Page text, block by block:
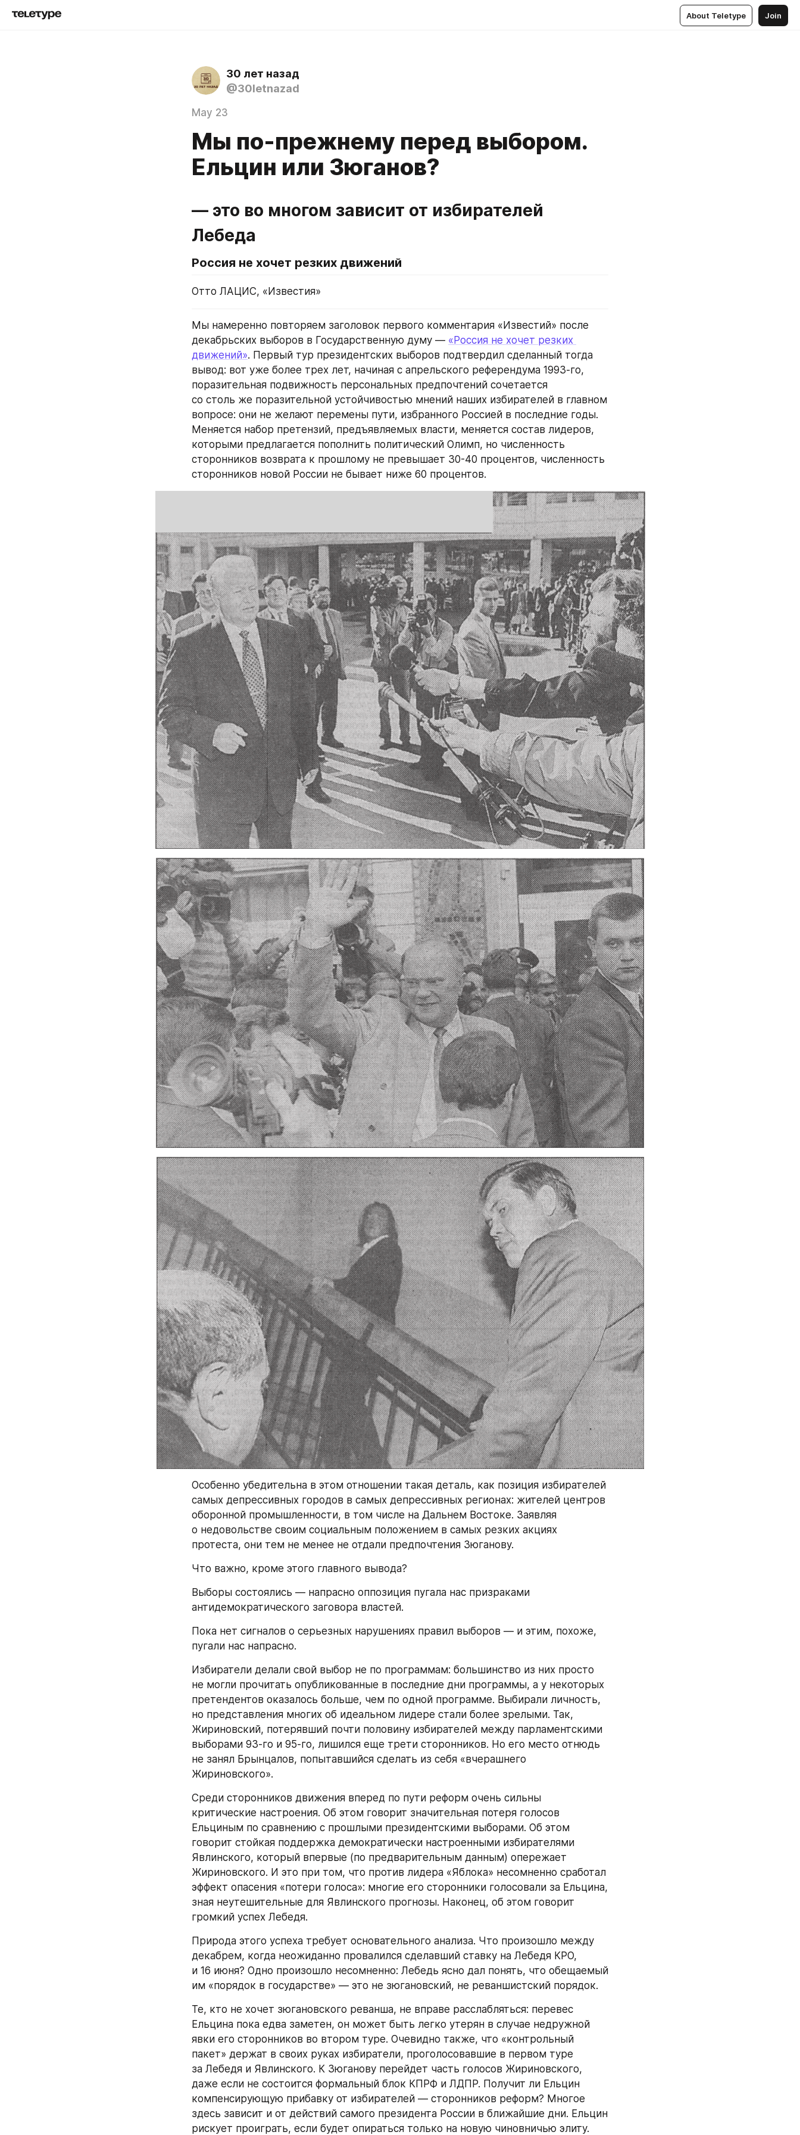
About Teletype Join
30 лет назад
@30letnazad
May 23
Мы по-прежнему перед выбором.
Ельцин или Зюганов?
— это во многом зависит от избирателей
Лебеда
Россия не хочет резких движений
Отто ЛАЦИС, «Известия»
Мы намеренно повторяем заголовок первого комментария «Известий» после
декабрьских выборов в Государственную думу — «Россия не хочет резких
движений». Первый тур президентских выборов подтвердил сделанный тогда
вывод: вот уже более трех лет, начиная с апрельского референдума 1993-го,
поразительная подвижность персональных предпочтений сочетается
со столь же поразительной устойчивостью мнений наших избирателей в главном
вопросе: они не желают перемены пути, избранного Россией в последние годы.
Меняется набор претензий, предъявляемых власти, меняется состав лидеров,
которыми предлагается пополнить политический Олимп, но численность
сторонников возврата к прошлому не превышает 30-40 процентов, численность
сторонников новой России не бывает ниже 60 процентов.
Особенно убедительна в этом отношении такая деталь, как позиция избирателей
самых депрессивных городов в самых депрессивных регионах: жителей центров
оборонной промышленности, в том числе на Дальнем Востоке. Заявляя
о недовольстве своим социальным положением в самых резких акциях
протеста, они тем не менее не отдали предпочтения Зюганову.
Что важно, кроме этого главного вывода?
Выборы состоялись — напрасно оппозиция пугала нас призраками
антидемократического заговора властей.
Пока нет сигналов о серьезных нарушениях правил выборов — и этим, похоже,
пугали нас напрасно.
Избиратели делали свой выбор не по программам: большинство из них просто
не могли прочитать опубликованные в последние дни программы, а у некоторых
претендентов оказалось больше, чем по одной программе. Выбирали личность,
но представления многих об идеальном лидере стали более зрелыми. Так,
Жириновский, потерявший почти половину избирателей между парламентскими
выборами 93-го и 95-го, лишился еще трети сторонников. Но его место отнюдь
не занял Брынцалов, попытавшийся сделать из себя «вчерашнего
Жириновского».
Среди сторонников движения вперед по пути реформ очень сильны
критические настроения. Об этом говорит значительная потеря голосов
Ельциным по сравнению с прошлыми президентскими выборами. Об этом
говорит стойкая поддержка демократически настроенными избирателями
Явлинского, который впервые (по предварительным данным) опережает
Жириновского. И это при том, что против лидера «Яблока» несомненно сработал
эффект опасения «потери голоса»: многие его сторонники голосовали за Ельцина,
зная неутешительные для Явлинского прогнозы. Наконец, об этом говорит
громкий успех Лебедя.
Природа этого успеха требует основательного анализа. Что произошло между
декабрем, когда неожиданно провалился сделавший ставку на Лебедя КРО,
и 16 июня? Одно произошло несомненно: Лебедь ясно дал понять, что обещаемый
им «порядок в государстве» — это не зюгановский, не реваншистский порядок.
Те, кто не хочет зюгановского реванша, не вправе расслабляться: перевес
Ельцина пока едва заметен, он может быть легко утерян в случае недружной
явки его сторонников во втором туре. Очевидно также, что «контрольный
пакет» держат в своих руках избиратели, проголосовавшие в первом туре
за Лебедя и Явлинского. К Зюганову перейдет часть голосов Жириновского,
даже если не состоится формальный блок КПРФ и ЛДПР. Получит ли Ельцин
компенсирующую прибавку от избирателей — сторонников реформ? Многое
здесь зависит и от действий самого президента России в ближайшие дни. Ельцин
рискует проиграть, если будет опираться только на новую чиновничью элиту.